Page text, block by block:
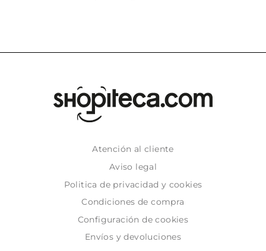
Atención al cliente
Aviso legal
Politica de privacidad y cookies
Condiciones de compra
Configuración de cookies
Envíos y devoluciones